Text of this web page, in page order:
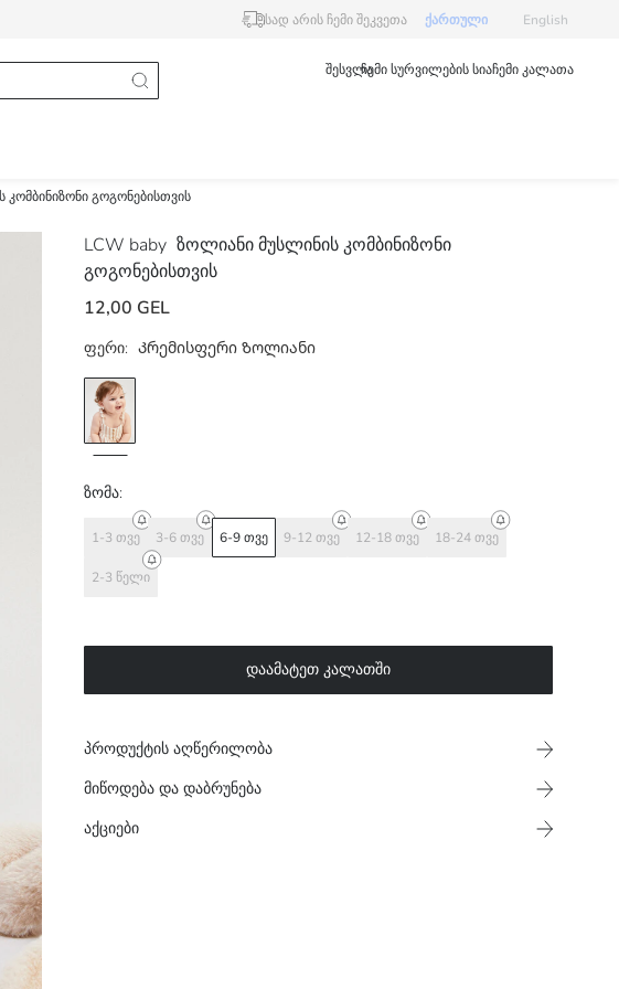
სად არის ჩემი შეკვეთა ქართული English
შესვლაჩემი სურვილების სიაჩემი კალათა
გოგონებისთვის
LCW baby ზოლიანი მუსლინის კომბინიზონი
გოგონებისთვის
12,00 GEL
ფერი: Კრემისფერი Ზოლიანი
ზომა:
1-3 თვე 3-6 თვე 6-9 თვე 9-12 თვე 12-18 თვე 18-24 თვე
2-3 წელი
დაამატეთ კალათში
პროდუქტის აღწერილობა
მიწოდება და დაბრუნება
აქციები